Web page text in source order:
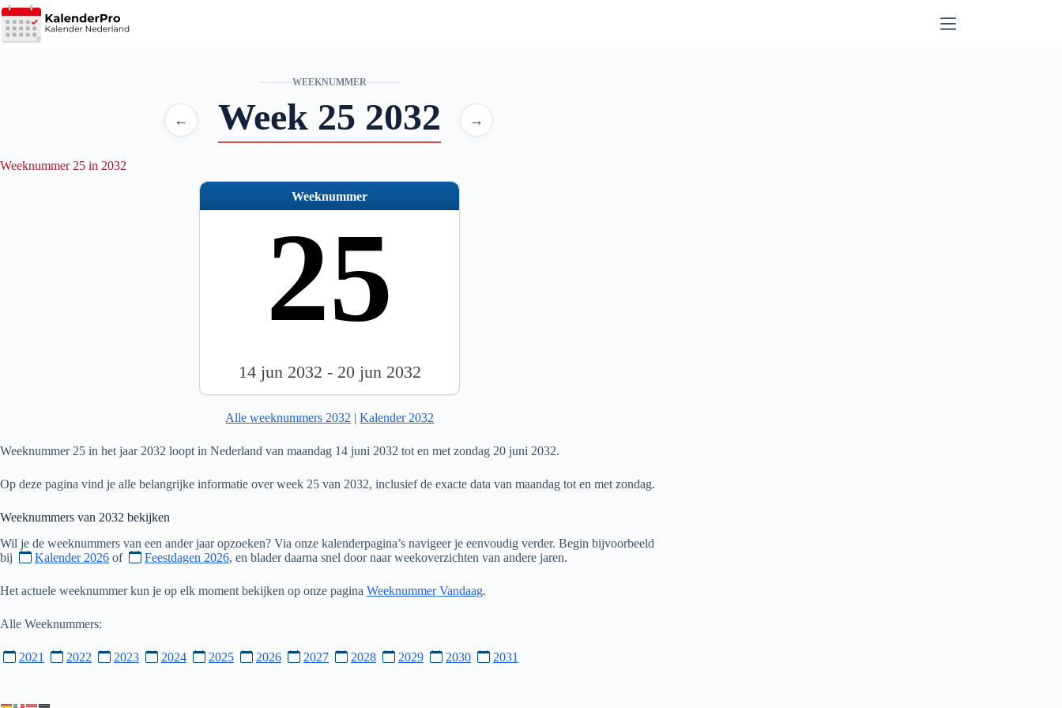
Ga
naar
de
WEEKNUMMER
← Week 25 2032 →
Weeknummer 25 in 2032
Weeknummer
25
14 jun 2032 - 20 jun 2032
Alle weeknummers 2032 |Kalender 2032
Weeknummer 25 in het jaar 2032 loopt in Nederland van maandag 14 juni 2032 tot en met zondag 20 juni 2032.
Op deze pagina vind je alle belangrijke informatie over week 25 van 2032, inclusief de exacte data van maandag tot en met zondag.
Weeknummers van 2032 bekijken
Wil je de weeknummers van een ander jaar opzoeken? Via onze kalenderpagina’s navigeer je eenvoudig verder. Begin bijvoorbeeld
bij
Kalender 2026 of Feestdagen 2026, en blader daarna snel door naar weekoverzichten van andere jaren.
Het actuele weeknummer kun je op elk moment bekijken op onze pagina Weeknummer Vandaag.
Alle Weeknummers:
2021 2022 2023 2024 2025 2026 2027 2028 2029 2030 2031